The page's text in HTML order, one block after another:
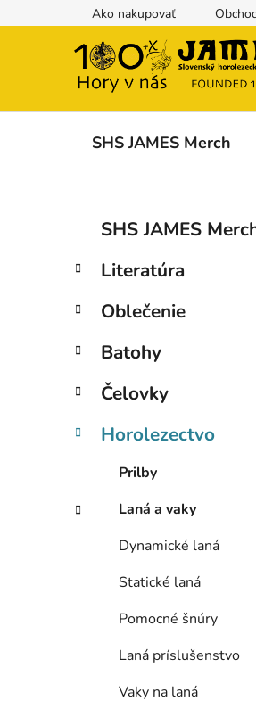
na
Ako nakupovať
SHS JAMES Merch
č
ý
a
n
e
l
Preskočiť
kategórie
e
ó
i
SHS JAMES
Literatúra
Oblečenie
Batohy
Čelovky
Horolezectvo
Prilby
Laná a vaky
Dynamické laná
Statické laná
Pomocné šnúry
Laná príslušenstvo
Vaky na laná